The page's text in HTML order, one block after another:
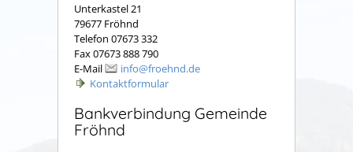
Unterkastel 21
79677 Fröhnd
Telefon 07673 332
Fax 07673 888 790
E-Mail
info@froehnd.de
Kontaktformular
Bankverbindung Gemeinde
Fröhnd